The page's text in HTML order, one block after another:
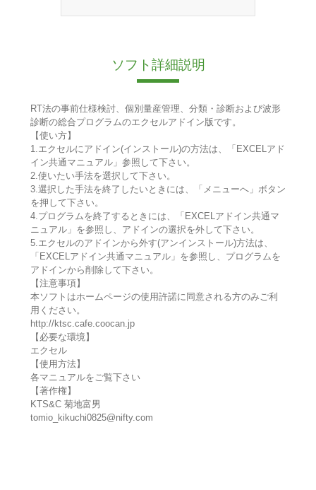
ソフト詳細説明
RT法の事前仕様検討、個別量産管理、分類・診断および波形
診断の総合プログラムのエクセルアドイン版です。
【使い方】
1.エクセルにアドイン(インストール)の方法は、「EXCELアド
イン共通マニュアル」参照して下さい。
2.使いたい手法を選択して下さい。
3.選択した手法を終了したいときには、「メニューへ」ボタン
を押して下さい。
4.プログラムを終了するときには、「EXCELアドイン共通マ
ニュアル」を参照し、アドインの選択を外して下さい。
5.エクセルのアドインから外す(アンインストール)方法は、
「EXCELアドイン共通マニュアル」を参照し、プログラムを
アドインから削除して下さい。
【注意事項】
本ソフトはホームページの使用許諾に同意される方のみご利
用ください。
http://ktsc.cafe.coocan.jp
【必要な環境】
エクセル
【使用方法】
各マニュアルをご覧下さい
【著作権】
KTS&C 菊地富男
tomio_kikuchi0825@nifty.com